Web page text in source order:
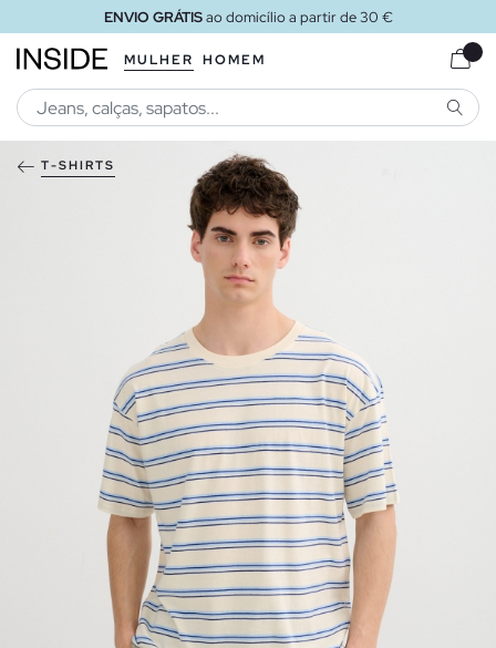
ENVIO GRÁTISao domicílio a partir de 30 €
MULHER HOMEM
T-SHIRTS